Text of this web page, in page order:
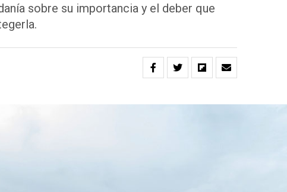
sobre su importancia y el deber que